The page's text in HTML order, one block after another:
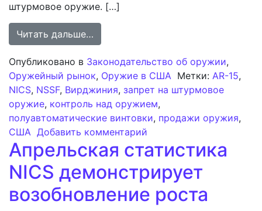
штурмовое оружие. […]
Читать дальше…
Опубликовано в Законодательство об оружии,
Оружейный рынок, Оружие в США Метки: AR-15,
NICS, NSSF, Вирджиния, запрет на штурмовое
оружие, контроль над оружием,
полуавтоматические винтовки, продажи оружия,
США Добавить комментарий
Апрельская статистика
NICS демонстрирует
возобновление роста